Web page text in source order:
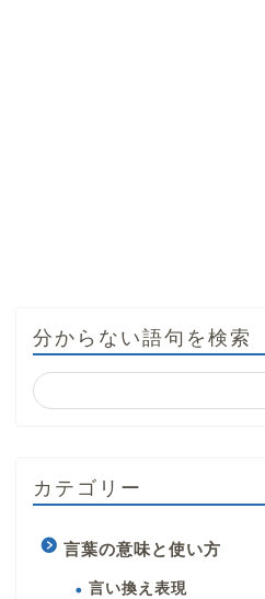
分からない語句を検索
カテゴリー
言葉の意味と使い方
言い換え表現